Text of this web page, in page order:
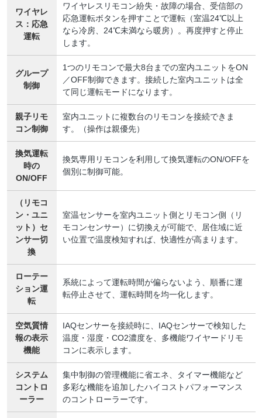
ワイヤレ
ス：応急
運転
ワイヤレスリモコン紛失・故障の場合、受信部の
応急運転ボタンを押すことで運転（室温24℃以上
なら冷房、24℃未満なら暖房）。再度押すと停止
します。
グループ
制御
1つのリモコンで最大8台までの室内ユニットをON
／OFF制御できます。接続した室内ユニットは全
て同じ運転モードになります。
親子リモ
コン制御
室内ユニットに複数台のリモコンを接続できま
す。（操作は親優先）
換気運転
時の
ON/OFF
換気専用リモコンを利用して換気運転のON/OFFを
個別に制御可能。
（リモコ
ン・ユニ
ット）セ
ンサー切
換
室温センサーを室内ユニット側とリモコン側（リ
モコンセンサー）に切換えが可能で、居住域に近
い位置で温度検知すれば、快適性が高まります。
ローテー
ション運
転
系統によって運転時間が偏らないよう、順番に運
転停止させて、運転時間を均一化します。
空気質情
報の表示
機能
IAQセンサーを接続時に、IAQセンサーで検知した
温度・湿度・CO2濃度を、多機能ワイヤードリモ
コンに表示します。
システム
コントロ
ーラー
集中制御の管理機能に省エネ、タイマー機能など
多彩な機能を追加したハイコストパフォーマンス
のコントローラーです。